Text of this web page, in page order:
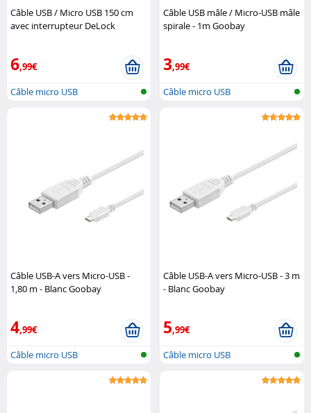
Câble USB / Micro USB 150 cm
avec interrupteur DeLock
6,99€
Câble micro USB
Câble USB mâle / Micro-USB mâle
spirale - 1m Goobay
3,99€
Câble micro USB
Câble USB-A vers Micro-USB -
1,80 m - Blanc Goobay
4,99€
Câble micro USB
Câble USB-A vers Micro-USB - 3 m
- Blanc Goobay
5,99€
Câble micro USB